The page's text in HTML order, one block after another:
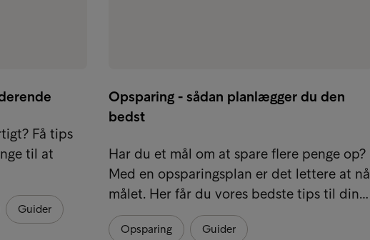
Få tips
til at
Guider
Opsparing - sådan planlægger du den
bedst
Har du et mål om at spare flere penge op?
Med en opsparingsplan er det lettere at nå
målet. Her får du vores bedste tips til din…
Opsparing Guider